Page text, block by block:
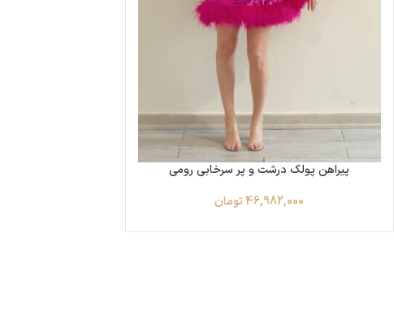
پیراهن پولک درشت و پر سرخابی رومی
46,982,000 تومان